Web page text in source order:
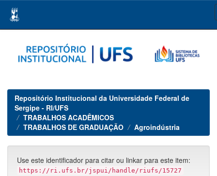
navigation
Repositório Institucional da Universidade Federal de
Sergipe - RI/UFS
TRABALHOS ACADÊMICOS
TRABALHOS DE GRADUAÇÃO
Agroindústria
Use este identificador para citar ou linkar para este item:
https://ri.ufs.br/jspui/handle/riufs/15727